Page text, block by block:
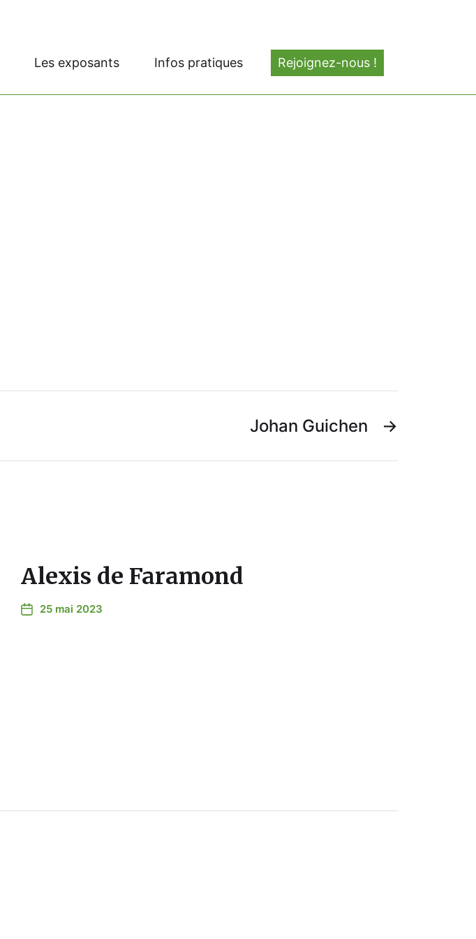
Les exposants Infos pratiques Rejoignez-nous !
→
Johan Guichen
Alexis de Faramond
25 mai 2023